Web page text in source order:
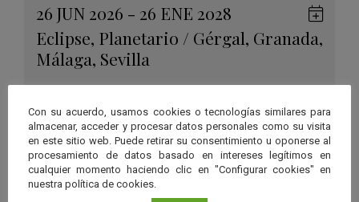
26 JUN 2026 - 26 ENE 2028
Eclipse, Planetario / Gérgal, Granada,
Málaga, Sevilla
en
Con su acuerdo, usamos cookies o tecnologías similares para
almacenar, acceder y procesar datos personales como su visita
en este sitio web. Puede retirar su consentimiento u oponerse al
procesamiento de datos basado en intereses legítimos en
cualquier momento haciendo clic en "Configurar cookies" en
nuestra política de cookies.